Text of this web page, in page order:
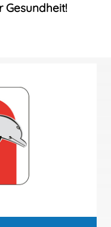
Gesundheit!